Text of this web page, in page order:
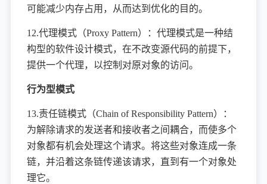
可能减少内存占用，从而达到优化的目的。
12.代理模式（Proxy Pattern）：代理模式是一种结
构型的软件设计模式，在不改变源代码的前提下，
提供一个代理，以控制对原对象的访问。
行为型模式
13.责任链模式（Chain of Responsibility Pattern）：
为解除请求的发送者和接收者之间耦合，而使多个
对象都有机会处理这个请求。将这些对象连成一条
链，并沿着这条链传递该请求，直到有一个对象处
理它。